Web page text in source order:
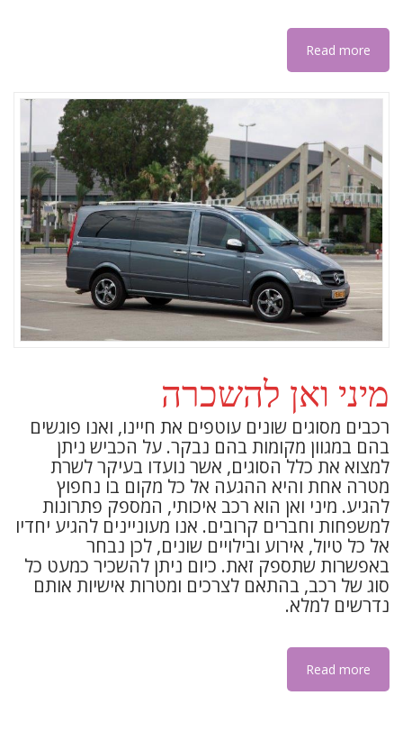
Read more
מיני ואן להשכרה
רכבים מסוגים שונים עוטפים את חיינו, ואנו פוגשים
בהם במגוון מקומות בהם נבקר. על הכביש ניתן
למצוא את כלל הסוגים, אשר נועדו בעיקר לשרת
מטרה אחת והיא ההגעה אל כל מקום בו נחפוץ
להגיע. מיני ואן הוא רכב איכותי, המספק פתרונות
למשפחות וחברים קרובים. אנו מעוניינים להגיע יחדיו
אל כל טיול, אירוע ובילויים שונים, לכן נבחר
באפשרות שתספק זאת. כיום ניתן להשכיר כמעט כל
סוג של רכב, בהתאם לצרכים ומטרות אישיות אותם
נדרשים למלא.
Read more